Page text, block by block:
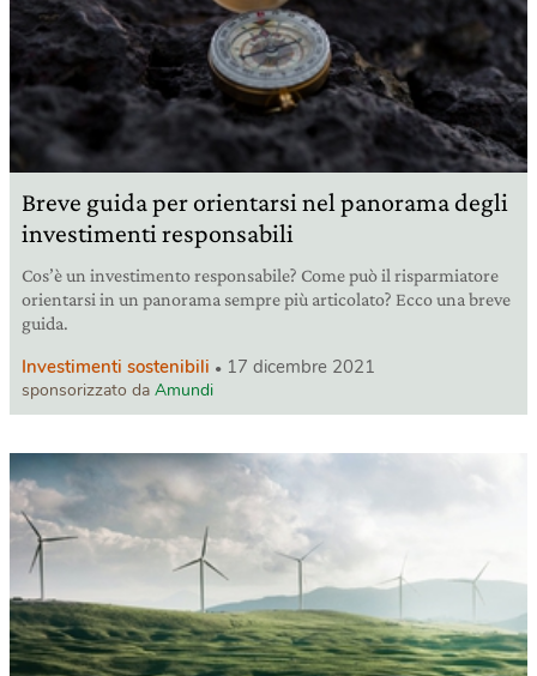
Breve guida per orientarsi nel panorama degli
investimenti responsabili
Cos’è un investimento responsabile? Come può il risparmiatore
orientarsi in un panorama sempre più articolato? Ecco una breve
guida.
Investimenti sostenibili 17 dicembre 2021
sponsorizzato da Amundi